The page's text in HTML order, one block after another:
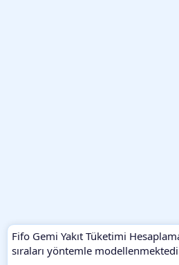
Fifo Gemi Yakıt Tüketimi
sıraları yöntemle